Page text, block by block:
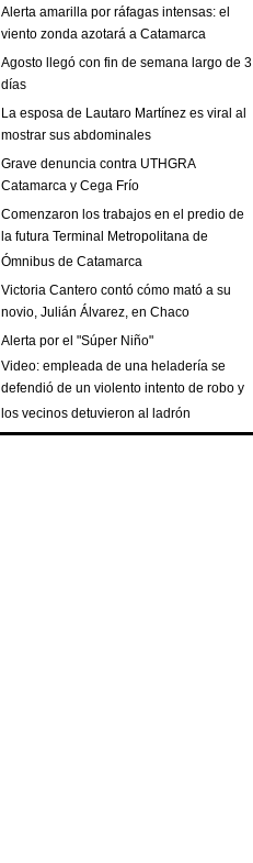
Alerta amarilla por ráfagas intensas: el
viento zonda azotará a Catamarca
Agosto llegó con fin de semana largo de 3
días
La esposa de Lautaro Martínez es viral al
mostrar sus abdominales
Grave denuncia contra UTHGRA
Catamarca y Cega Frío
Comenzaron los trabajos en el predio de
la futura Terminal Metropolitana de
Ómnibus de Catamarca
Victoria Cantero contó cómo mató a su
novio, Julián Álvarez, en Chaco
Alerta por el "Súper Niño"
Video: empleada de una heladería se
defendió de un violento intento de robo y
los vecinos detuvieron al ladrón